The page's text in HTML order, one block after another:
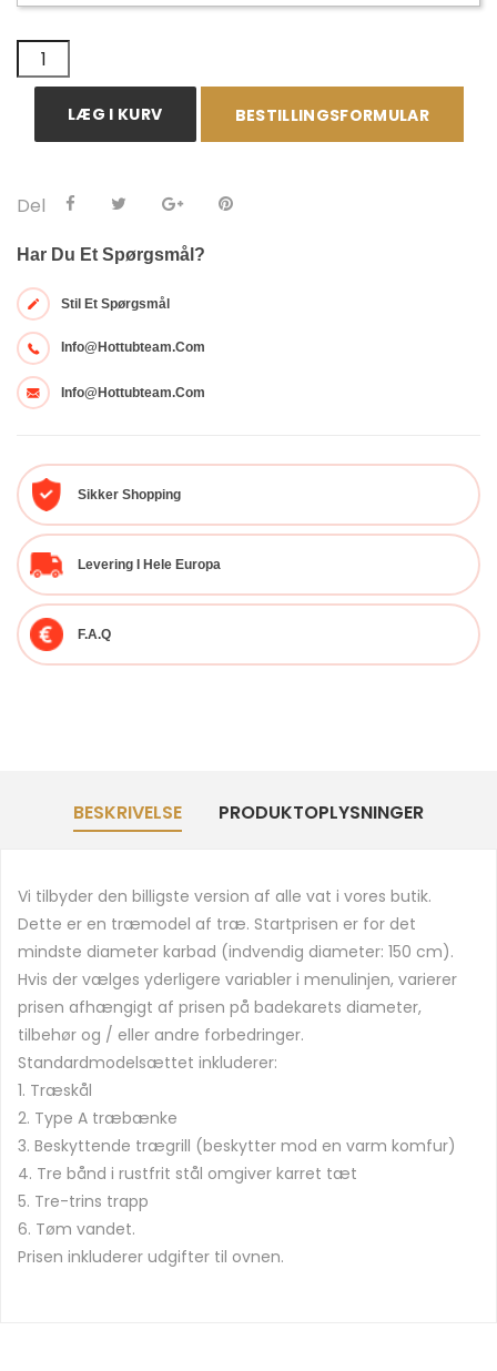
LÆG I KURV BESTILLINGSFORMULAR
Del
Har Du Et Spørgsmål?
Stil Et Spørgsmål
Info@hottubteam.com
Info@hottubteam.com
Sikker Shopping
Levering I Hele Europa
F.A.Q
BESKRIVELSE PRODUKTOPLYSNINGER
Vi tilbyder den billigste version af alle vat i vores butik.
Dette er en træmodel af træ. Startprisen er for det
mindste diameter karbad (indvendig diameter: 150 cm).
Hvis der vælges yderligere variabler i menulinjen, varierer
prisen afhængigt af prisen på badekarets diameter,
tilbehør og / eller andre forbedringer.
Standardmodelsættet inkluderer:
1. Træskål
2. Type A træbænke
3. Beskyttende trægrill (beskytter mod en varm komfur)
4. Tre bånd i rustfrit stål omgiver karret tæt
5. Tre-trins trapp
6. Tøm vandet.
Prisen inkluderer udgifter til ovnen.